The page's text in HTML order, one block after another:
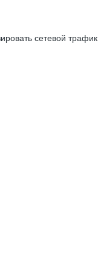
сетевой трафик.